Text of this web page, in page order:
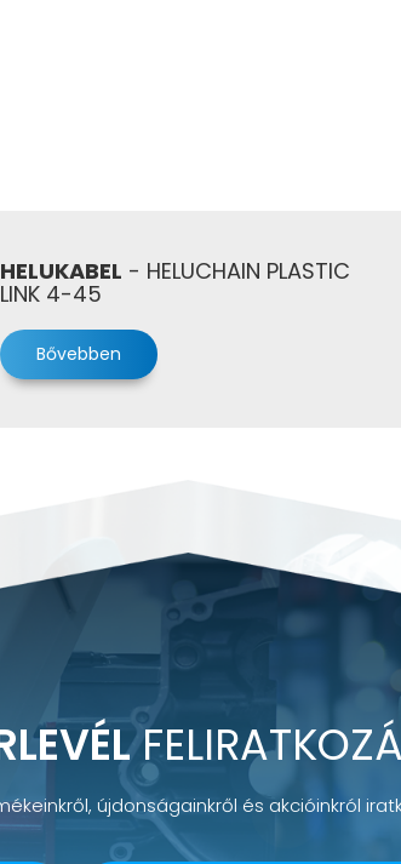
HELUKABEL - HELUCHAIN PLASTIC
LINK 4-45
Bővebben
újdonságainkről és akcióinkról